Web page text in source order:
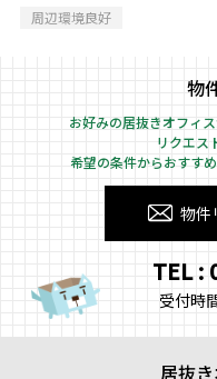
周辺環境良好
物
お好みの居抜きオフィ
リクエス
希望の条件からおすす
物件
TEL :
受付時
居抜